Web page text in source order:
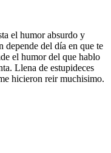
el humor absurdo y
depende del día en que te
el humor del que hablo
Llena de estupideces
hicieron reir muchisimo.